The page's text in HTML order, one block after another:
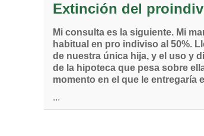
Extinción del
Mi consulta es la siguiente. Mi
habitual en pro indiviso al 50%.
de nuestra única hija, y el uso y
de la hipoteca que pesa sobre
momento en el que le entregaría el
...